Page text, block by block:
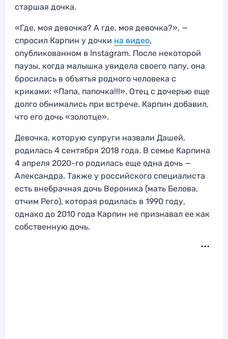
старшая дочка.
«Где, моя девочка? А где, моя девочка?», —
спросил Карпин у дочки на видео,
опубликованном в Instagram. После некоторой
паузы, когда малышка увидела своего папу, она
бросилась в объятья родного человека с
криками: «Папа, папочка!!!». Отец с дочерью еще
долго обнимались при встрече. Карпин добавил,
что его дочь «золотце».
Девочка, которую супруги назвали Дашей,
родилась 4 сентября 2018 года. В семье Карпина
4 апреля 2020-го родилась еще одна дочь —
Александра. Также у российского специалиста
есть внебрачная дочь Вероника (мать Белова,
отчим Рего), которая родилась в 1990 году,
однако до 2010 года Карпин не признавал ее как
собственную дочь.